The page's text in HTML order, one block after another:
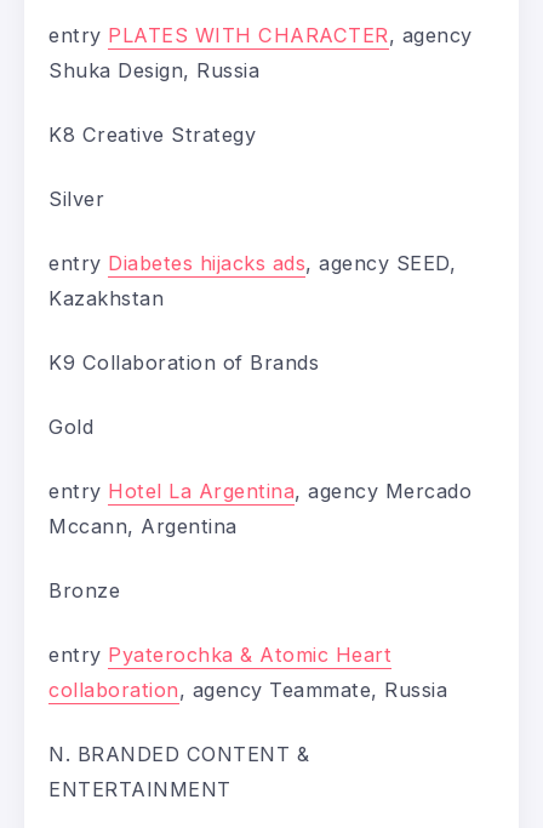
entry PLATES WITH CHARACTER, agency
Shuka Design, Russia
K8 Creative Strategy
Silver
entry Diabetes hijacks ads, agency SEED,
Kazakhstan
K9 Collaboration of Brands
Gold
entry Hotel La Argentina, agency Mercado
Mccann, Argentina
Bronze
entry Pyaterochka & Atomic Heart
collaboration, agency Teammate, Russia
N. BRANDED CONTENT &
ENTERTAINMENT